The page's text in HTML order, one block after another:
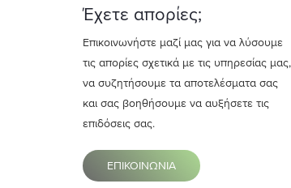
Έχετε απορίες;
Επικοινωνήστε μαζί μας για να λύσουμε
τις απορίες σχετικά με τις υπηρεσίας μας,
να συζητήσουμε τα αποτελέσματα σας
και σας βοηθήσουμε να αυξήσετε τις
επιδόσεις σας.
ΕΠΙΚΟΙΝΩΝΙΑ